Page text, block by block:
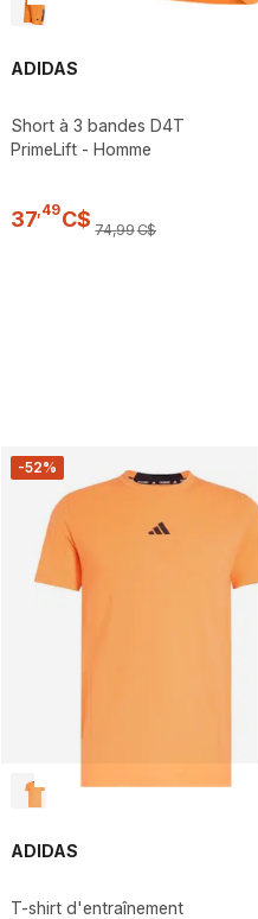
ADIDAS
Short à 3 bandes D4T
PrimeLift - Homme
37,49C$ 74,99C$
-52%
ADIDAS
T-shirt d'entraînement